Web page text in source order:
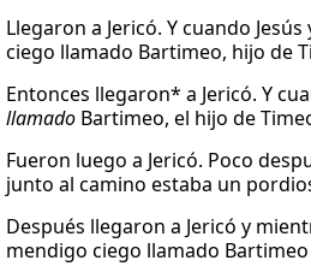
Llegaron a Jericó. Y cuando
ciego llamado Bartimeo, hijo de
Entonces llegaron* a Jericó. Y
llamado Bartimeo, el hijo de
Fueron luego a Jericó. Poco
junto al camino estaba un
Después llegaron a Jericó y
mendigo ciego llamado